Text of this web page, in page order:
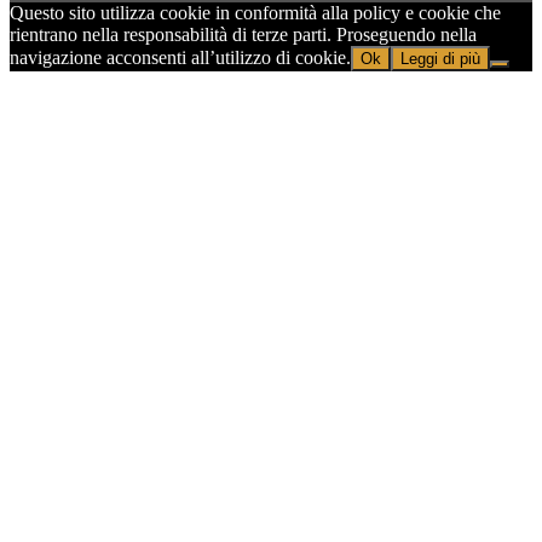
Questo sito utilizza cookie in conformità alla policy e cookie che
rientrano nella responsabilità di terze parti. Proseguendo nella
navigazione acconsenti all’utilizzo di cookie. Ok Leggi di più